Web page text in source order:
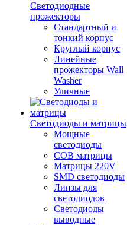
Светодиодные
прожекторы
Стандартный и
тонкий корпус
Круглый корпус
Линейные
прожекторы Wall
Washer
Уличные
Светодиоды и матрицы
Мощные
светодиоды
COB матрицы
Матрицы 220V
SMD светодиоды
Линзы для
светодиодов
Светодиоды
выводные